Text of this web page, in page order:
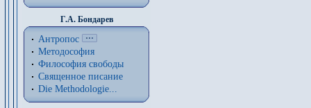
Г.А. Бондарев
Антропос
Методософия
Философия cвободы
Священное писание
Die Methodologie...